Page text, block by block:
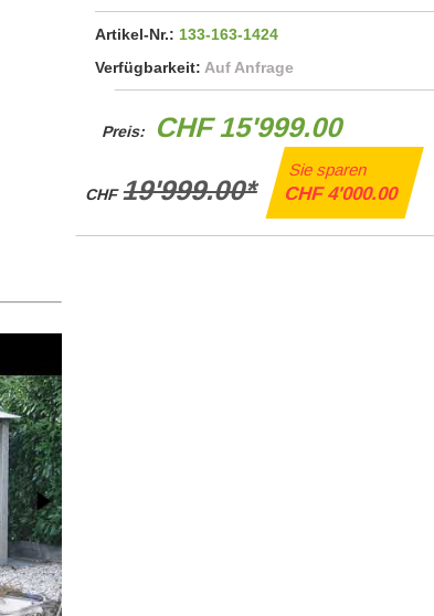
Artikel-Nr.:133-163-1424
Verfügbarkeit:Auf Anfrage
Preis: CHF 15'999.00
CHF19'999.00*
Sie sparen
CHF 4'000.00